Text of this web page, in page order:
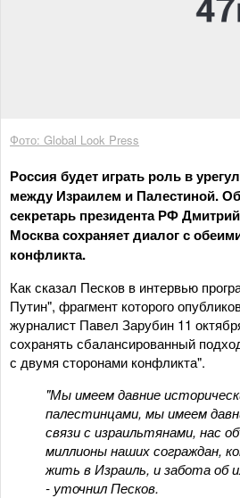
Фото: Global Look Press
Россия будет играть роль в
между Израилем и Палестиной.
секретарь президента РФ
Москва сохраняет диалог с
конфликта.
Как сказал Песков в интервью
Путин", фрагмент которого
журналист Павел Зарубин 11
сохранять сбалансированный
с двумя сторонами конфликта".
"Мы имеем давние
палестинцами, мы имеем
связи с израильтянами, нас
миллионы наших сограждан,
жить в Израиль, и забота об
- уточнил Песков.